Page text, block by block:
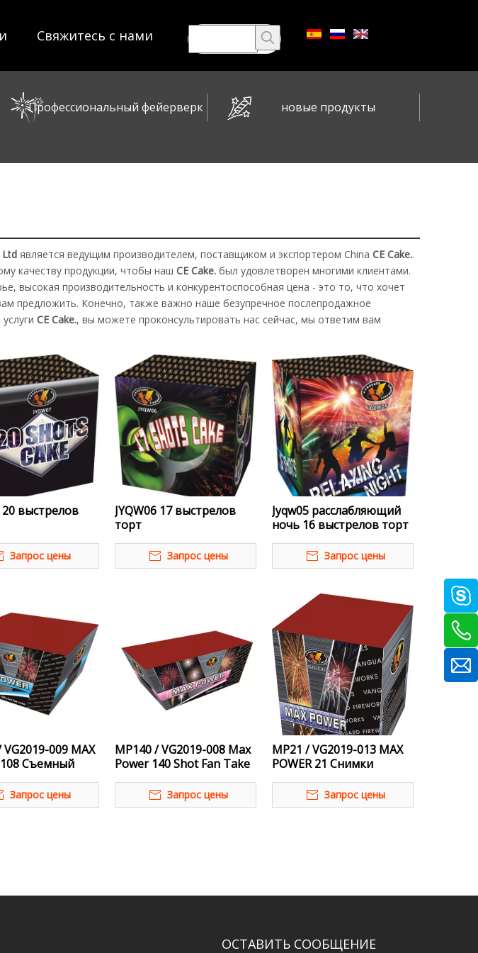
Свяжитесь с нами
Профессиональный фейерверк новые продукты
Ltd является ведущим производителем, поставщиком и экспортером China CE Cake..
качеству продукции, чтобы наш CE Cake. был удовлетворен многими клиентами.
высокая производительность и конкурентоспособная цена - это то, что хочет
предложить. Конечно, также важно наше безупречное послепродажное
CE Cake., вы можете проконсультировать нас сейчас, мы ответим вам
20 выстрелов
Запрос цены
JYQW06 17 выстрелов
торт
Запрос цены
Jyqw05 расслабляющий
ночь 16 выстрелов торт
Запрос цены
009 MAX
108 Съемный
Запрос цены
MP140 / VG2019-008 Max
Power 140 Shot Fan Take
Запрос цены
MP21 / VG2019-013 MAX
POWER 21 Снимки
Запрос цены
ОСТАВИТЬ СООБЩЕНИЕ